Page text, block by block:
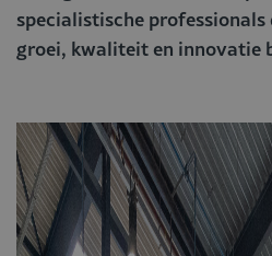
specialistische
groei, kwaliteit en innovatie